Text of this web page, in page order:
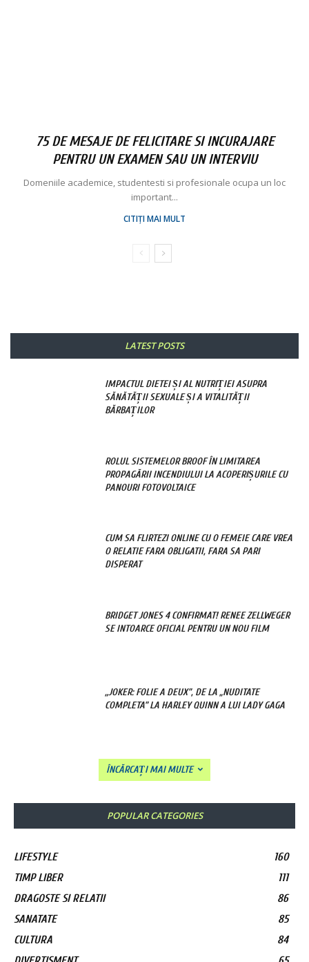
75 DE MESAJE DE FELICITARE SI INCURAJARE
PENTRU UN EXAMEN SAU UN INTERVIU
Domeniile academice, studentesti si profesionale ocupa un loc
important...
CITIȚI MAI MULT
LATEST POSTS
IMPACTUL DIETEI ȘI AL NUTRIȚIEI ASUPRA
SĂNĂTĂȚII SEXUALE ȘI A VITALITĂȚII
BĂRBAȚILOR
ROLUL SISTEMELOR BROOF ÎN LIMITAREA
PROPAGĂRII INCENDIULUI LA ACOPERIȘURILE CU
PANOURI FOTOVOLTAICE
CUM SA FLIRTEZI ONLINE CU O FEMEIE CARE VREA
O RELATIE FARA OBLIGATII, FARA SA PARI
DISPERAT
BRIDGET JONES 4 CONFIRMAT! RENEE ZELLWEGER
SE INTOARCE OFICIAL PENTRU UN NOU FILM
„JOKER: FOLIE A DEUX”, DE LA „NUDITATE
COMPLETA” LA HARLEY QUINN A LUI LADY GAGA
ÎNCĂRCAȚI MAI MULTE
POPULAR CATEGORIES
LIFESTYLE
160
TIMP LIBER
111
DRAGOSTE SI RELATII
86
SANATATE
85
CULTURA
84